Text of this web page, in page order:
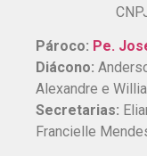
Pároco: Pe.
Diácono:
Alexandre e
Secretarias:
Francielle